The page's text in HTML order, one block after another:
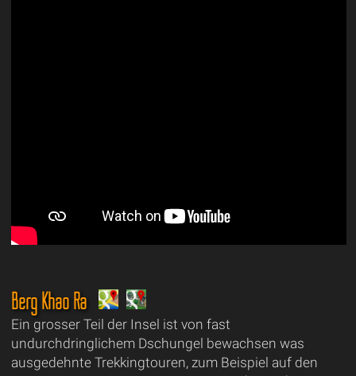
Berg Khao Ra
Ein grosser Teil der Insel ist von fast
undurchdringlichem Dschungel bewachsen was
ausgedehnte Trekkingtouren, zum Beispiel auf den